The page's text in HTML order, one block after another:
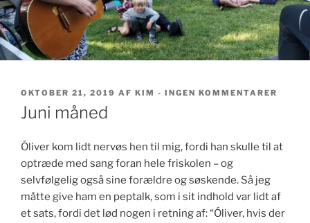
UDGIVET
DEN
OKTOBER 21, 2019 AF KIM - INGEN KOMMENTARER
Juni måned
Óliver kom lidt nervøs hen til mig, fordi han skulle til at
optræde med sang foran hele friskolen – og
selvfølgelig også sine forældre og søskende. Så jeg
måtte give ham en peptalk, som i sit indhold var lidt af
et sats, fordi det lød nogen i retning af: “Óliver, hvis der